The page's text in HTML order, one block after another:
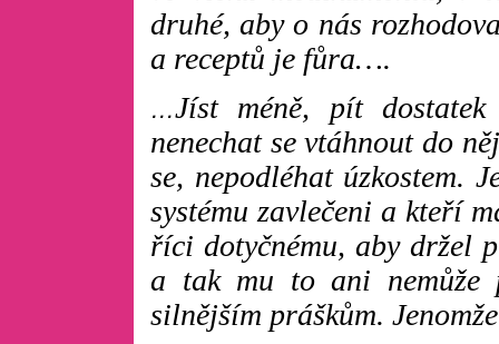
druhé, aby o nás
a receptů je fůra….
…Jíst méně, pít
nenechat se vtáhnout do
se, nepodléhat úzkostem.
systému zavlečeni a kteří
říci dotyčnému, aby držel
a tak mu to ani nemůže
silnějším práškům.